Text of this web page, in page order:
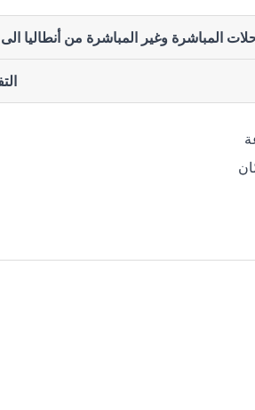
المباشرة وغير المباشرة من أنطاليا